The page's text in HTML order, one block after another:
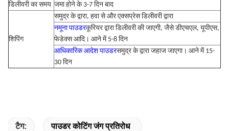
डिलीवरी का समय जमा होने के 3-7 दिन बाद
शिपिंग
समुद्र के द्वारा, हवा से और एक्सप्रेस डिलीवरी द्वारा
नमूना पाउडरकूरियर द्वारा डिलीवरी की जाएगी, जैसे डीएचएल, यूपीएस,
फेडेक्स आदि। आने में 5-8 दिन
आधिकारिक आदेश पाउडरसमुद्र के द्वारा जहाज जाएगा। आने में 15-
30 दिन
टैग: पाउडर कोटिंग जंग प्रतिरोध